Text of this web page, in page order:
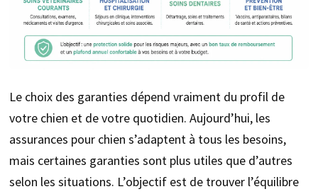
Le choix des garanties dépend vraiment du profil de
votre chien et de votre quotidien. Aujourd’hui, les
assurances pour chien s’adaptent à tous les besoins,
mais certaines garanties sont plus utiles que d’autres
selon les situations. L’objectif est de trouver l’équilibre